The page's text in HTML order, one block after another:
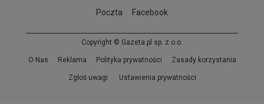
Poczta
Facebook
Copyright © Gazeta.pl sp. z o.o.
O Nas Reklama Polityka prywatności Zasady korzystania
Zgłoś uwagi Ustawienia prywatności